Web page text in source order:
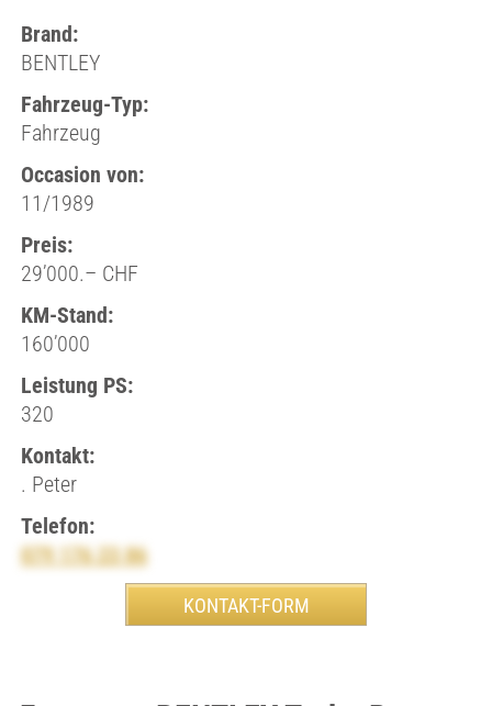
Brand:
BENTLEY
Fahrzeug-Typ:
Fahrzeug
Occasion von:
11/1989
Preis:
29’000.– CHF
KM-Stand:
160’000
Leistung PS:
320
Kontakt:
. Peter
Telefon:
079 176 23 86